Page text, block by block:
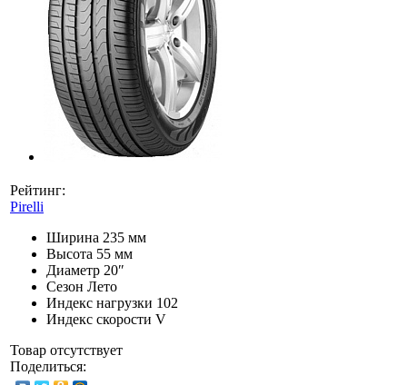
Рейтинг:
Pirelli
Ширина 235 мм
Высота 55 мм
Диаметр 20″
Сезон Лето
Индекс нагрузки 102
Индекс скорости V
Товар отсутствует
Поделиться: